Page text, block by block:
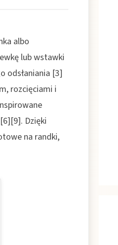
albo
lub wstawki
odsłaniania [3]
rozcięciami i
Dzięki
na randki,